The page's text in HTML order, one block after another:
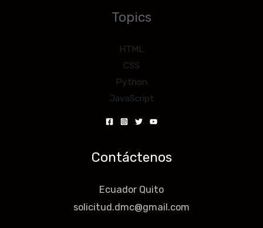
Topics
HTML
CSS
Python
JavaScript
Contáctenos
Ecuador Quito
solicitud.dmc@gmail.com